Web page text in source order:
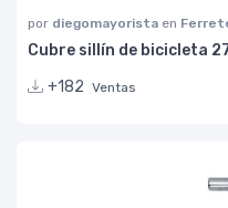
por diegomayorista en
Cubre sillín de bicicleta
+182 Ventas